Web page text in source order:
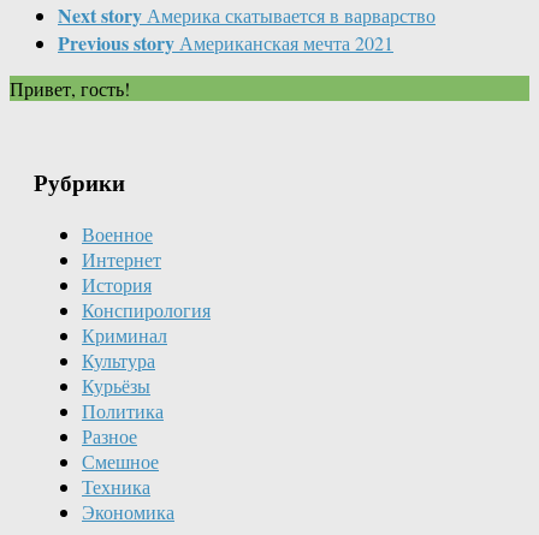
Next story Америка скатывается в варварство
Previous story Американская мечта 2021
Привет, гость!
Рубрики
Военное
Интернет
История
Конспирология
Криминал
Культура
Курьёзы
Политика
Разное
Смешное
Техника
Экономика